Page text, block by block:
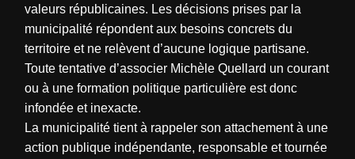
valeurs républicaines. Les décisions prises par la
municipalité répondent aux besoins concrets du
territoire et ne relèvent d’aucune logique partisane.
Toute tentative d’associer Michèle Quellard un courant
ou à une formation politique particulière est donc
infondée et inexacte.
La municipalité tient à rappeler son attachement à une
action publique indépendante, responsable et tournée